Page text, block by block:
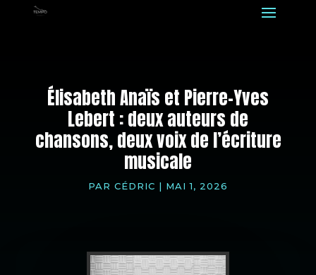
Élisabeth Anaïs et Pierre-Yves
Lebert : deux auteurs de
chansons, deux voix de l’écriture
musicale
PAR CÉDRIC | MAI 1, 2026